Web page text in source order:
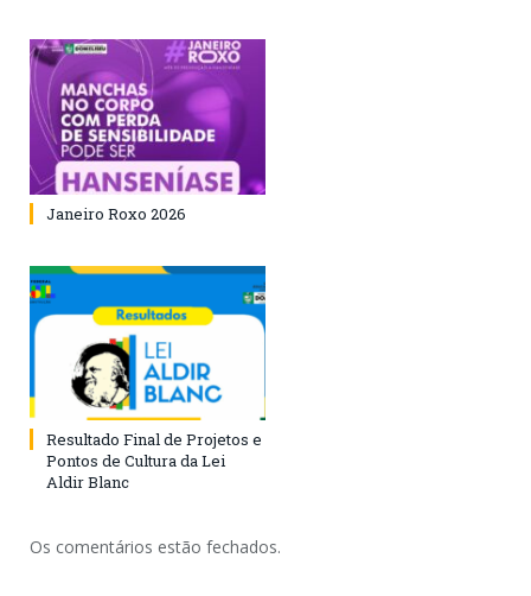
Janeiro Roxo 2026
Resultado Final de Projetos e
Pontos de Cultura da Lei
Aldir Blanc
Os comentários estão fechados.